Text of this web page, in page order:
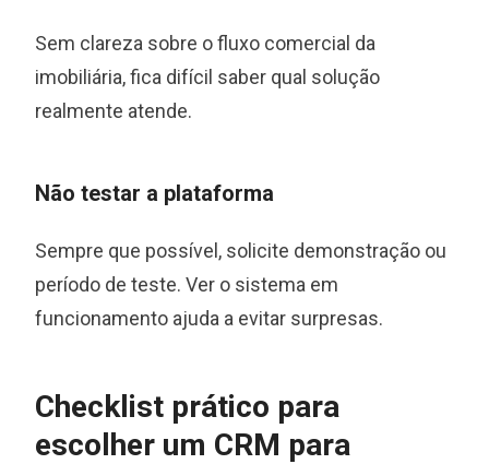
Sem clareza sobre o fluxo comercial da
imobiliária, fica difícil saber qual solução
realmente atende.
Não testar a plataforma
Sempre que possível, solicite demonstração ou
período de teste. Ver o sistema em
funcionamento ajuda a evitar surpresas.
Checklist prático para
escolher um CRM para